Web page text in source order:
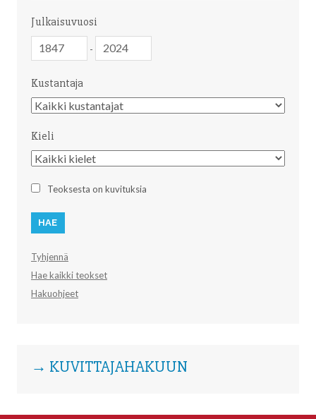
Julkaisuvuosi
-
Kustantaja
Kustantaja
Kieli
Kieli
Teoksesta on kuvituksia
Tyhjennä
Hae kaikki teokset
Hakuohjeet
→ KUVITTAJAHAKUUN